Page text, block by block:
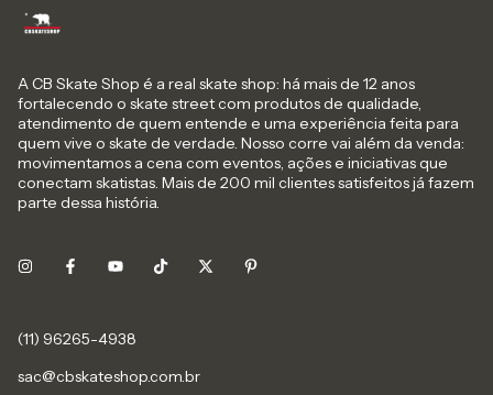
A CB Skate Shop é a real skate shop: há mais de 12 anos
fortalecendo o skate street com produtos de qualidade,
atendimento de quem entende e uma experiência feita para
quem vive o skate de verdade. Nosso corre vai além da venda:
movimentamos a cena com eventos, ações e iniciativas que
conectam skatistas. Mais de 200 mil clientes satisfeitos já fazem
parte dessa história.
sac@cbskateshop.com.br